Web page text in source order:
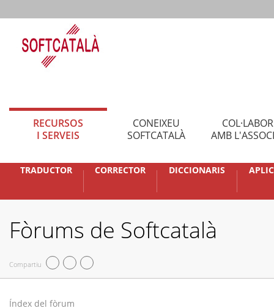
RECURSOS
I SERVEIS
CONEIXEU
SOFTCATALÀ
AMB
TRADUCTOR CORRECTOR DICCIONARIS
Fòrums de Softcatalà
Compartiu
Índex del fòrum